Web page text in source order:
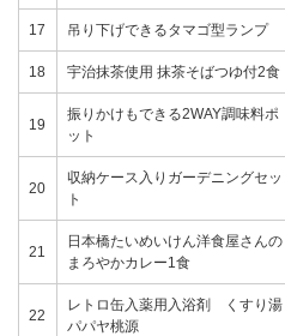
17 吊り下げできるタマゴ型ランプ
18 宇治抹茶使用 抹茶そばつゆ付2食
19
振りかけもできる2WAY調味料ポ
ット
20
収納ケース入りガーデニングセッ
ト
21
日本橋たいめいけん洋食屋さんの
まろやかカレー1食
22
レトロ缶入薬用入浴剤 くすり湯
パパヤ桃源